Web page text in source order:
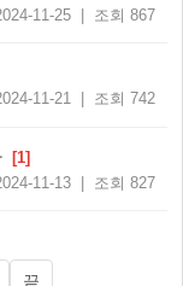
11-25 | 조회 867
11-21 | 조회 742
[1]
11-13 | 조회 827
끝